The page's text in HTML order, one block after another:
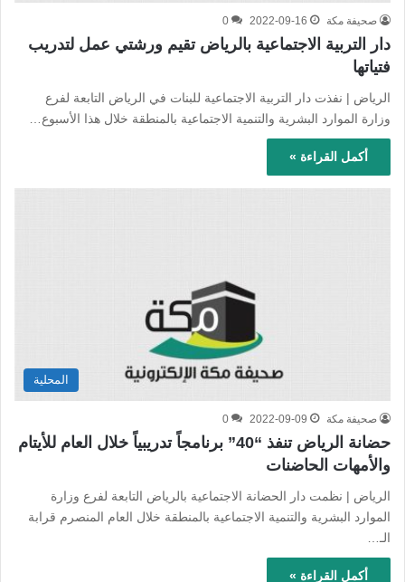
صحيفة مكة 2022-09-16
0
دار التربية الاجتماعية بالرياض تقيم ورشتي عمل لتدريب
فتياتها
الرياض | نفذت دار التربية الاجتماعية للبنات في الرياض التابعة لفرع
وزارة الموارد البشرية والتنمية الاجتماعية بالمنطقة خلال هذا الأسبوع…
أكمل القراءة »
المحلية
صحيفة مكة 2022-09-09
0
حضانة الرياض تنفذ “40” برنامجاً تدريبياً خلال العام للأيتام
والأمهات الحاضنات
الرياض | نظمت دار الحضانة الاجتماعية بالرياض التابعة لفرع وزارة
الموارد البشرية والتنمية الاجتماعية بالمنطقة خلال العام المنصرم قرابة
الـ…
أكمل القراءة »